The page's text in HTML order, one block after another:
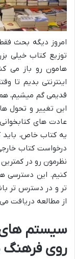
امروز دیگه بحث
توزیع کتاب خیلی
هامون رو باز می
اینترنتی بدیم تا
قدیمی گم میشیم،
این تغییر و تحول
عادت های کتابخوانی
یه کتاب خاص، باید
درخواست کتاب
نظرمون رو در
کنیم. این دسترسی
تر و در دسترس تر
از مطالعه دریافت
سیستم های
روی فرهنگ